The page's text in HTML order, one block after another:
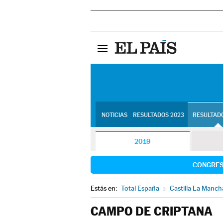
NOTICIAS RESULTADOS 2023
2019
Estás en: Total España » Castilla La
CAMPO DE CRIPTANA